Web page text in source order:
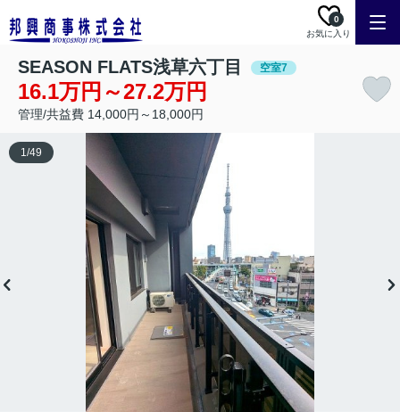
お気に入り
0
SEASON FLATS浅草六丁目 空室7
16.1万円～27.2万円
管理/共益費 14,000円～18,000円
1/49